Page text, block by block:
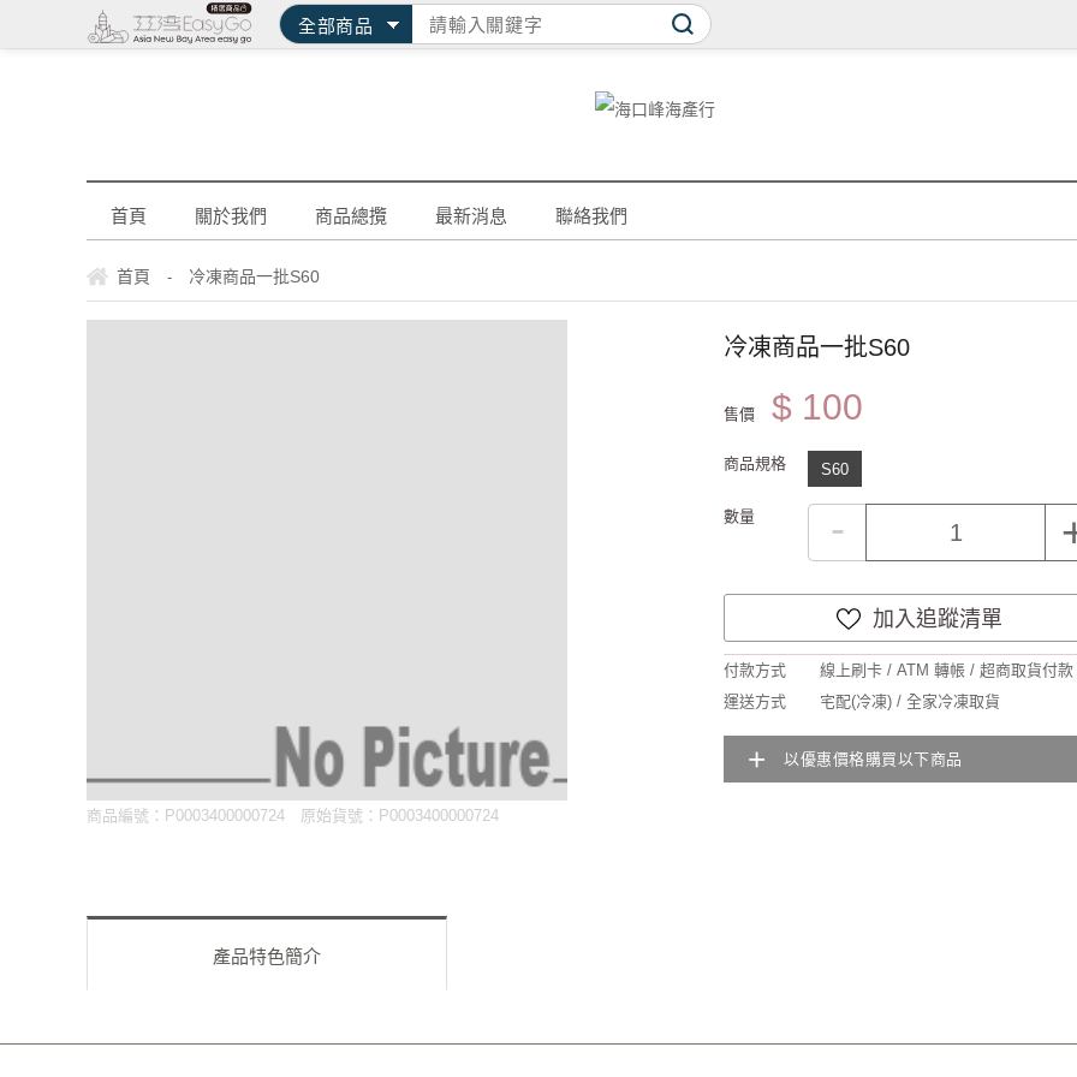
首頁 關於我們 商品總攬 最新消息 聯絡我們
首頁 - 冷凍商品一批S60
商品編號：P0003400000724 原始貨號：P0003400000724
冷凍商品一批S60
售價 $ 100
商品規格 S60
數量 -
加入追蹤清單
付款方式
線上刷卡 / ATM 轉帳 / 超商取貨付款
運送方式
宅配(冷凍) / 全家冷凍取貨
+ 以優惠價格購買以下商品
產品特色簡介